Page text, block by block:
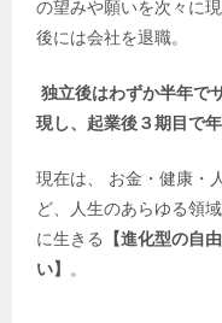
の望みや願いを次々に
後には会社を退職。
独立後はわずか半年で
現し、起業後３期目で
現在は、 お金・健康・
ど、人生のあらゆる領
に生きる
【進化型の自由
い】 。